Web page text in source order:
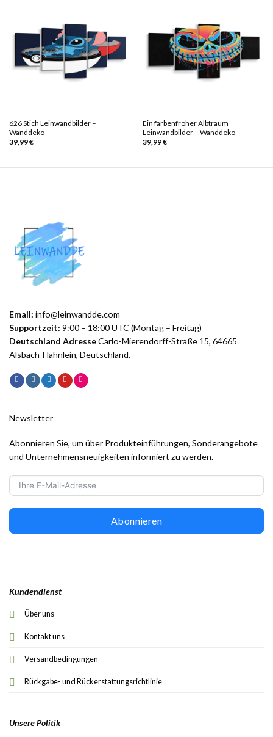
626 Stich Leinwandbilder –
Wanddeko
39,99€
Ein farbenfroher Albtraum
Leinwandbilder – Wanddeko
39,99€
Email: info@leinwandde.com
Supportzeit: 9:00 – 18:00 UTC (Montag – Freitag)
Deutschland AdresseCarlo-Mierendorff-Straße 15, 64665
Alsbach-Hähnlein, Deutschland.
Kundendienst
Über uns
Kontakt uns
Versandbedingungen
Rückgabe- und Rückerstattungsrichtlinie
Unsere Politik
Newsletter
Abonnieren Sie, um über Produkteinführungen, Sonderangebote
und Unternehmensneuigkeiten informiert zu werden.
Abonnieren